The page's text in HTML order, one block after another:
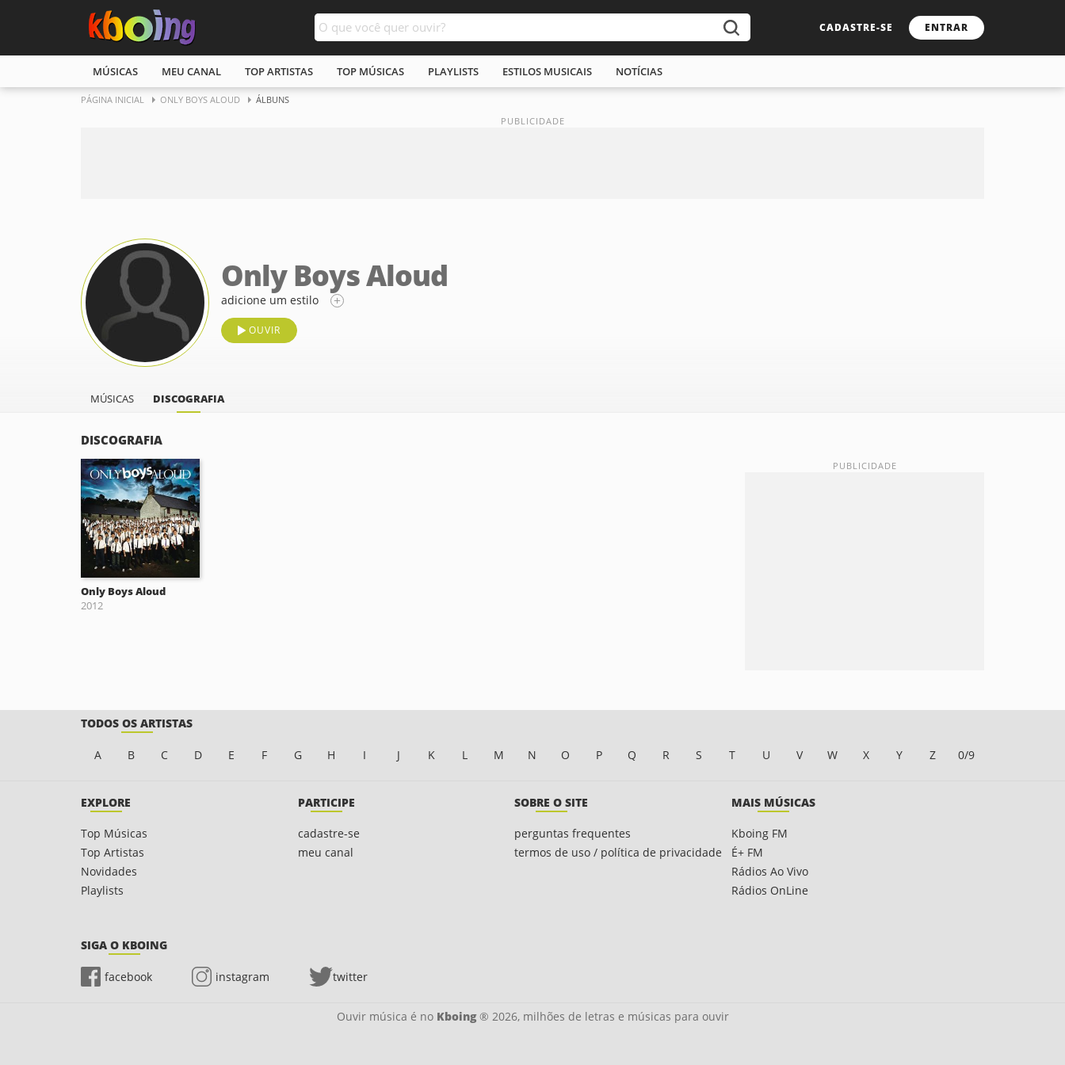
CADASTRE-SE ENTRAR
MÚSICAS MEU CANAL TOP ARTISTAS TOP MÚSICAS PLAYLISTS ESTILOS MUSICAIS NOTÍCIAS
PÁGINA INICIAL ONLY BOYS ALOUD ÁLBUNS
Only Boys Aloud
adicione um estilo
OUVIR
MÚSICAS DISCOGRAFIA
DISCOGRAFIA
Only Boys Aloud
2012
TODOS OS ARTISTAS
A B C D E F G H I J K L M N O P Q R S T U V W X Y Z 0/9
EXPLORE
Top Músicas
Top Artistas
Novidades
Playlists
PARTICIPE
cadastre-se
meu canal
SOBRE O SITE
perguntas frequentes
termos de uso / política de privacidade
MAIS MÚSICAS
Kboing FM
É+ FM
Rádios Ao Vivo
Rádios OnLine
SIGA O KBOING
facebook instagram twitter
Ouvir música é no Kboing® 2026, milhões de letras e músicas para ouvir